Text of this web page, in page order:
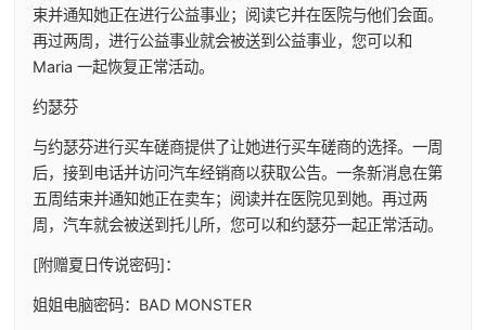
束并通知她正在进行公益事业；阅读它并在医院与他们会面。
再过两周，进行公益事业就会被送到公益事业，您可以和
Maria 一起恢复正常活动。
约瑟芬
与约瑟芬进行买车磋商提供了让她进行买车磋商的选择。一周
后，接到电话并访问汽车经销商以获取公告。一条新消息在第
五周结束并通知她正在卖车；阅读并在医院见到她。再过两
周，汽车就会被送到托儿所，您可以和约瑟芬一起正常活动。
[附赠夏日传说密码]：
姐姐电脑密码：BAD MONSTER